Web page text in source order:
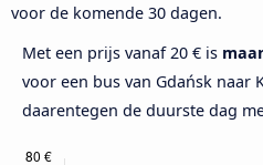
voor de komende 30 dagen.
Met een prijs vanaf 20 € is
voor een bus van Gdańsk naar
daarentegen de duurste dag